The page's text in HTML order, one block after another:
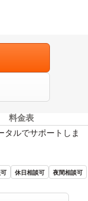
料金表
ルでサポートしま
休日相談可
夜間相談可